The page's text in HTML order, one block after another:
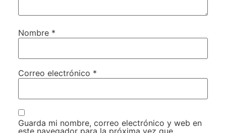
Nombre *
Correo electrónico *
Guarda mi nombre, correo electrónico y web en
este navegador para la próxima vez que